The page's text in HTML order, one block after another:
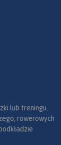
lub treningu.
rowerowych